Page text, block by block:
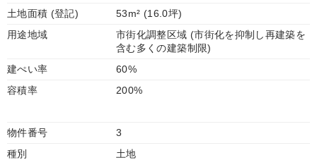
土地面積 (登記)
53m² (16.0坪)
用途地域
市街化調整区域 (市街化を抑制し再建築を
含む多くの建築制限)
建ぺい率
60%
容積率
200%
物件番号
3
種別
土地